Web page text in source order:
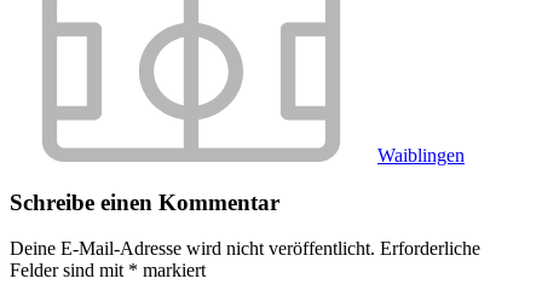
Waiblingen
Schreibe einen Kommentar
Deine E-Mail-Adresse wird nicht veröffentlicht. Erforderliche
Felder sind mit * markiert